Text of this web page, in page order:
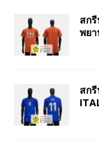
สก
พยา
สก